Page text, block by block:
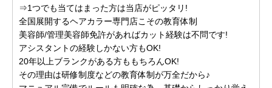
⇒1つでも当てはまった方は当店がピッタリ!
全国展開するヘアカラー専門店こその教育体制
美容師/管理美容師免許があればカット経験は不問です!
アシスタントの経験しかない方もOK!
20年以上ブランクがある方ももちろんOK!
その理由は研修制度などの教育体制が万全だから♪